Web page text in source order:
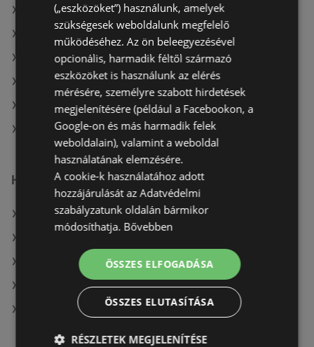
A(z) COOP Szolnok Zrt. aktuális akciós újságjai
A(z) Auchan aktuális akciós újságjai
A(z) Müller HU aktuális akciós újságjai
A(z) Spar aktuális akciós újságjai
A(z) Ecofamily aktuális akciós újságjai
A(z) Reál üzletei itt: Sopron-Fertődi
Hasonló kiskereskedők
A(z) Metro ajánlatai
A(z) Family Frost ajánlatai
A(z) AlphaZoo ajánlatai
A(z) Coop Tisza ajánlatai
(„eszközöket”) használunk, amelyek
szükségesek weboldalunk megfelelő
működéséhez. Az ön beleegyezésével
opcionális, harmadik féltől származó
eszközöket is használunk az elérés
mérésére, személyre szabott hirdetések
megjelenítésére (például a Facebookon, a
Google-on és más harmadik felek
weboldalain), valamint a weboldal
használatának elemzésére.
A cookie-k használatához adott
hozzájárulását az Adatvédelmi
szabályzatunk oldalán bármikor
módosíthatja. Bővebben
ÖSSZES ELFOGADÁSA
ÖSSZES ELUTASÍTÁSA
RÉSZLETEK MEGJELENÍTÉSE